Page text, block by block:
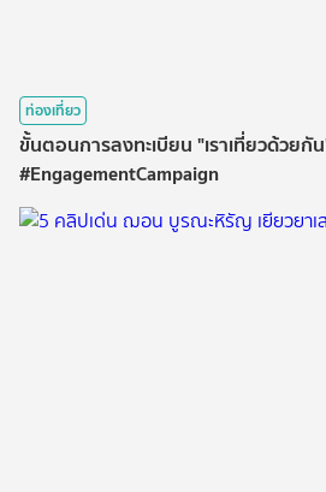
ท่องเที่ยว
ขั้นตอนการลงทะเบียน "เราเที่ยวด้วยกั
#EngagementCampaign